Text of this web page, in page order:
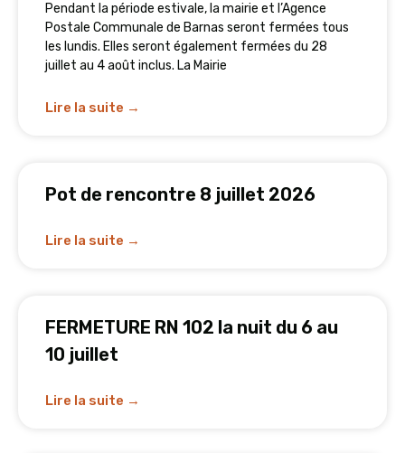
Pendant la période estivale, la mairie et l’Agence
Postale Communale de Barnas seront fermées tous
les lundis. Elles seront également fermées du 28
juillet au 4 août inclus. La Mairie
Lire la suite →
Pot de rencontre 8 juillet 2026
Lire la suite →
FERMETURE RN 102 la nuit du 6 au
10 juillet
Lire la suite →